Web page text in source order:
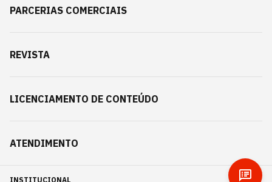
PARCERIAS COMERCIAIS
REVISTA
LICENCIAMENTO DE CONTEÚDO
ATENDIMENTO
INSTITUCIONAL